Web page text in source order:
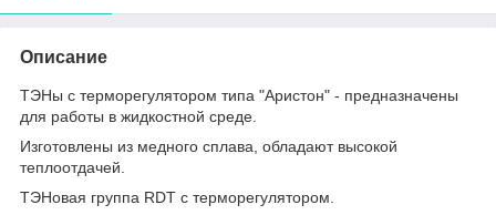
Описание
ТЭНы с терморегулятором типа "Аристон" - предназначены
для работы в жидкостной среде.
Изготовлены из медного сплава, обладают высокой
теплоотдачей.
ТЭНовая группа RDT с терморегулятором.